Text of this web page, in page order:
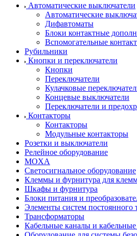
Автоматические выключатели
Автоматические
Дифавтоматы
Блоки контактные
Вспомогательные
Рубильники
Кнопки и переключатели
Кнопки
Переключатели
Кулачковые
Концевые выключатели
Переключатели и
Контакторы
Контакторы
Модульные контакторы
Розетки и выключатели
Релейное оборудование
MOXA
Светосигнальное оборудование
Клеммы и фурнитура для
Шкафы и фурнитура
Блоки питания и
Элементы систем постоянного
Трансформаторы
Кабельные каналы и кабельные